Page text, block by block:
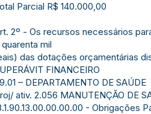
Parcial R$ 140.000,00
2º - Os recursos necessários
mil
das dotações orçamentárias
FINANCEIRO
– DEPARTAMENTO DE SAÚDE
ativ. 2.056 MANUTENÇÃO DE
- Obrigações